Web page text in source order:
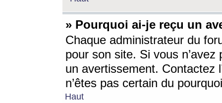
» Pourquoi ai-je reçu un
Chaque administrateur du
pour son site. Si vous
un avertissement. Contactez
n’êtes pas certain du
Haut